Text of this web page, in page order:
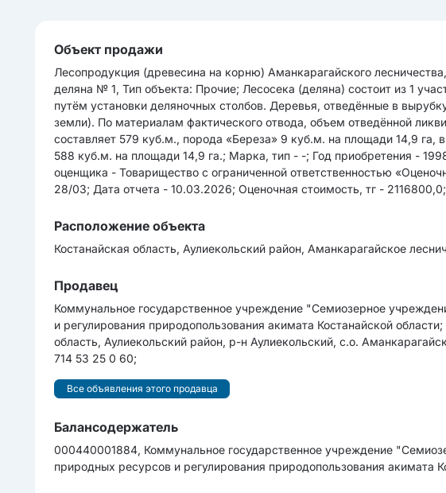
Объект продажи
Лесопродукция (древесина на корню) Аманкарагайского
деляна № 1, Тип объекта: Прочие; Лесосека (деляна) состоит из 1
путём установки деляночных столбов. Деревья, отведённые в
земли). По материалам фактического отвода, объем отведённой
составляет 579 куб.м., порода «Береза» 9 куб.м. на площади 14,9 га,
588 куб.м. на площади 14,9 га.; Марка, тип - -; Год приобретения -
оценщика - Товарищество с ограниченной ответственностью
28/03; Дата отчета - 10.03.2026; Оценочная cтоимоcть, тг -
Расположение объекта
Костанайская область, Аулиекольский район, Аманкарагайское
Продавец
Коммунальное государственное учреждение "Семиозерное
и регулирования природопользования акимата Костанайской
область, Аулиекольский район, р-н Аулиекольский, с.о.
714 53 25 0 60;
Все объявления этого продавца
Балансодержатель
000440001884, Коммунальное государственное учреждение
природных ресурсов и регулирования природопользования акимата